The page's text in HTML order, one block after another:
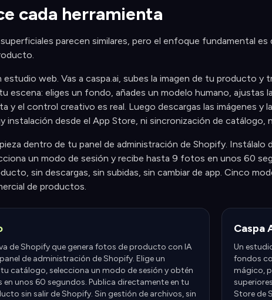
cada herramienta
parecen similares, pero el enfoque fundamental
estudio web. Vas a caspa.ai, subes la imagen de tu producto
escena: eliges un fondo, añades un modelo humano, ajustas
y el control creativo es real. Luego descargas las imágenes y
instalación desde el App Store, ni sincronización de catálogo,
dentro de tu panel de administración de Shopify. Instálalo
un modo de sesión y recibe hasta 9 fotos en unos 60
sin descargas, sin subidas, sin cambiar de app. Cinco
de productos.
de Shopify que genera fotos de producto con IA
de administración de Shopify. Elige un
catálogo, selecciona un modo de sesión y obtén
unos 60 segundos. Publica directamente en tu
sin salir de Shopify. Sin gestión de archivos, sin
Caspa
Un
fondos
mágico,
Store de